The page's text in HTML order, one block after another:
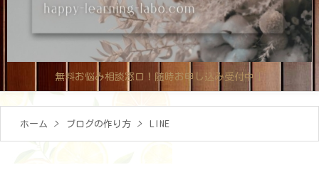
無料お悩み相談窓口！随時お申し込み受付中↓
ホーム > ブログの作り方 > LINE